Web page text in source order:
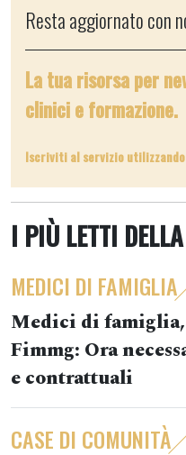
Resta aggiornato con
La tua risorsa per
clinici e formazione.
Iscriviti al servizio
I PIÙ LETTI
MEDICI DI FAMIGLIA
Medici di
Fimmg: Ora
e contrattuali
CASE DI COMUNITÀ